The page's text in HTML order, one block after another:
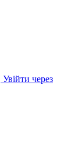
Увійти через